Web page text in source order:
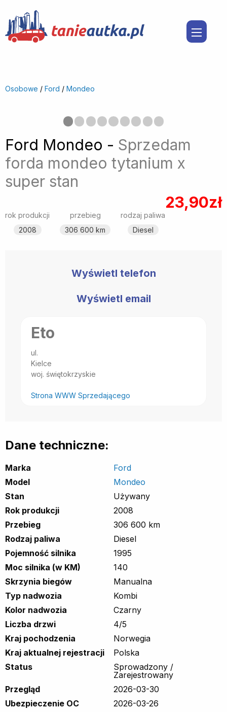
Osobowe / Ford / Mondeo
Ford Mondeo - Sprzedam
forda mondeo tytanium x
super stan
23,90zł
rok produkcji
2008
przebieg
306 600 km
rodzaj paliwa
Diesel
Wyświetl telefon
Wyświetl email
Eto
ul.
Kielce
woj. świętokrzyskie
Strona WWW Sprzedającego
Dane techniczne:
Marka
Ford
Model
Mondeo
Stan
Używany
Rok produkcji
2008
Przebieg
306 600 km
Rodzaj paliwa
Diesel
Pojemność silnika
1995
Moc silnika (w KM)
140
Skrzynia biegów
Manualna
Typ nadwozia
Kombi
Kolor nadwozia
Czarny
Liczba drzwi
4/5
Kraj pochodzenia
Norwegia
Kraj aktualnej rejestracji
Polska
Status
Sprowadzony /
Zarejestrowany
Przegląd
2026-03-30
Ubezpieczenie OC
2026-03-26